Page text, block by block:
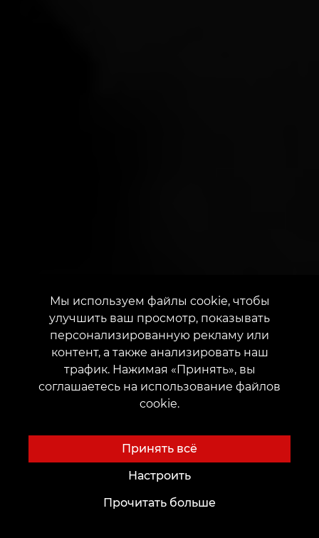
Мы используем файлы cookie, чтобы
улучшить ваш просмотр, показывать
персонализированную рекламу или
контент, а также анализировать наш
трафик. Нажимая «Принять», вы
соглашаетесь на использование файлов
cookie.
Принять всё
Настроить
Прочитать больше